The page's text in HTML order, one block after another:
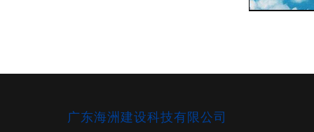
广东海洲建设科技有限公司